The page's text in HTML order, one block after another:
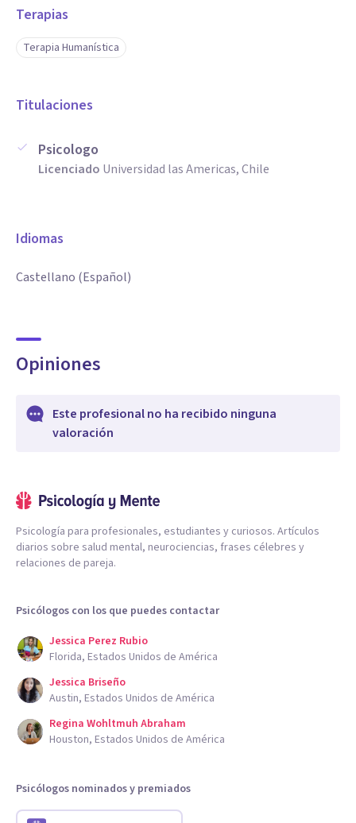
Terapias
Terapia Humanística
Titulaciones
Psicologo
Licenciado Universidad las Americas, Chile
Idiomas
Castellano (Español)
Opiniones
Este profesional no ha recibido ninguna
valoración
Psicología para profesionales, estudiantes y curiosos. Artículos
diarios sobre salud mental, neurociencias, frases célebres y
relaciones de pareja.
Psicólogos con los que puedes contactar
Jessica Perez Rubio
Florida, Estados Unidos de América
Jessica Briseño
Austin, Estados Unidos de América
Regina Wohltmuh Abraham
Houston, Estados Unidos de América
Psicólogos nominados y premiados